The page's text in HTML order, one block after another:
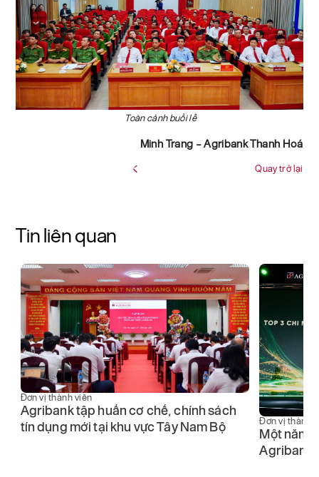
Toàn cảnh buổi lễ
Minh Trang – Agribank Thanh Hoá
Quay trở lại
Tin liên quan
Đơn vị thành viên
Agribank tập huấn cơ chế, chính sách
tín dụng mới tại khu vực Tây Nam Bộ
Đơn vị thành
Một năm
Agribank